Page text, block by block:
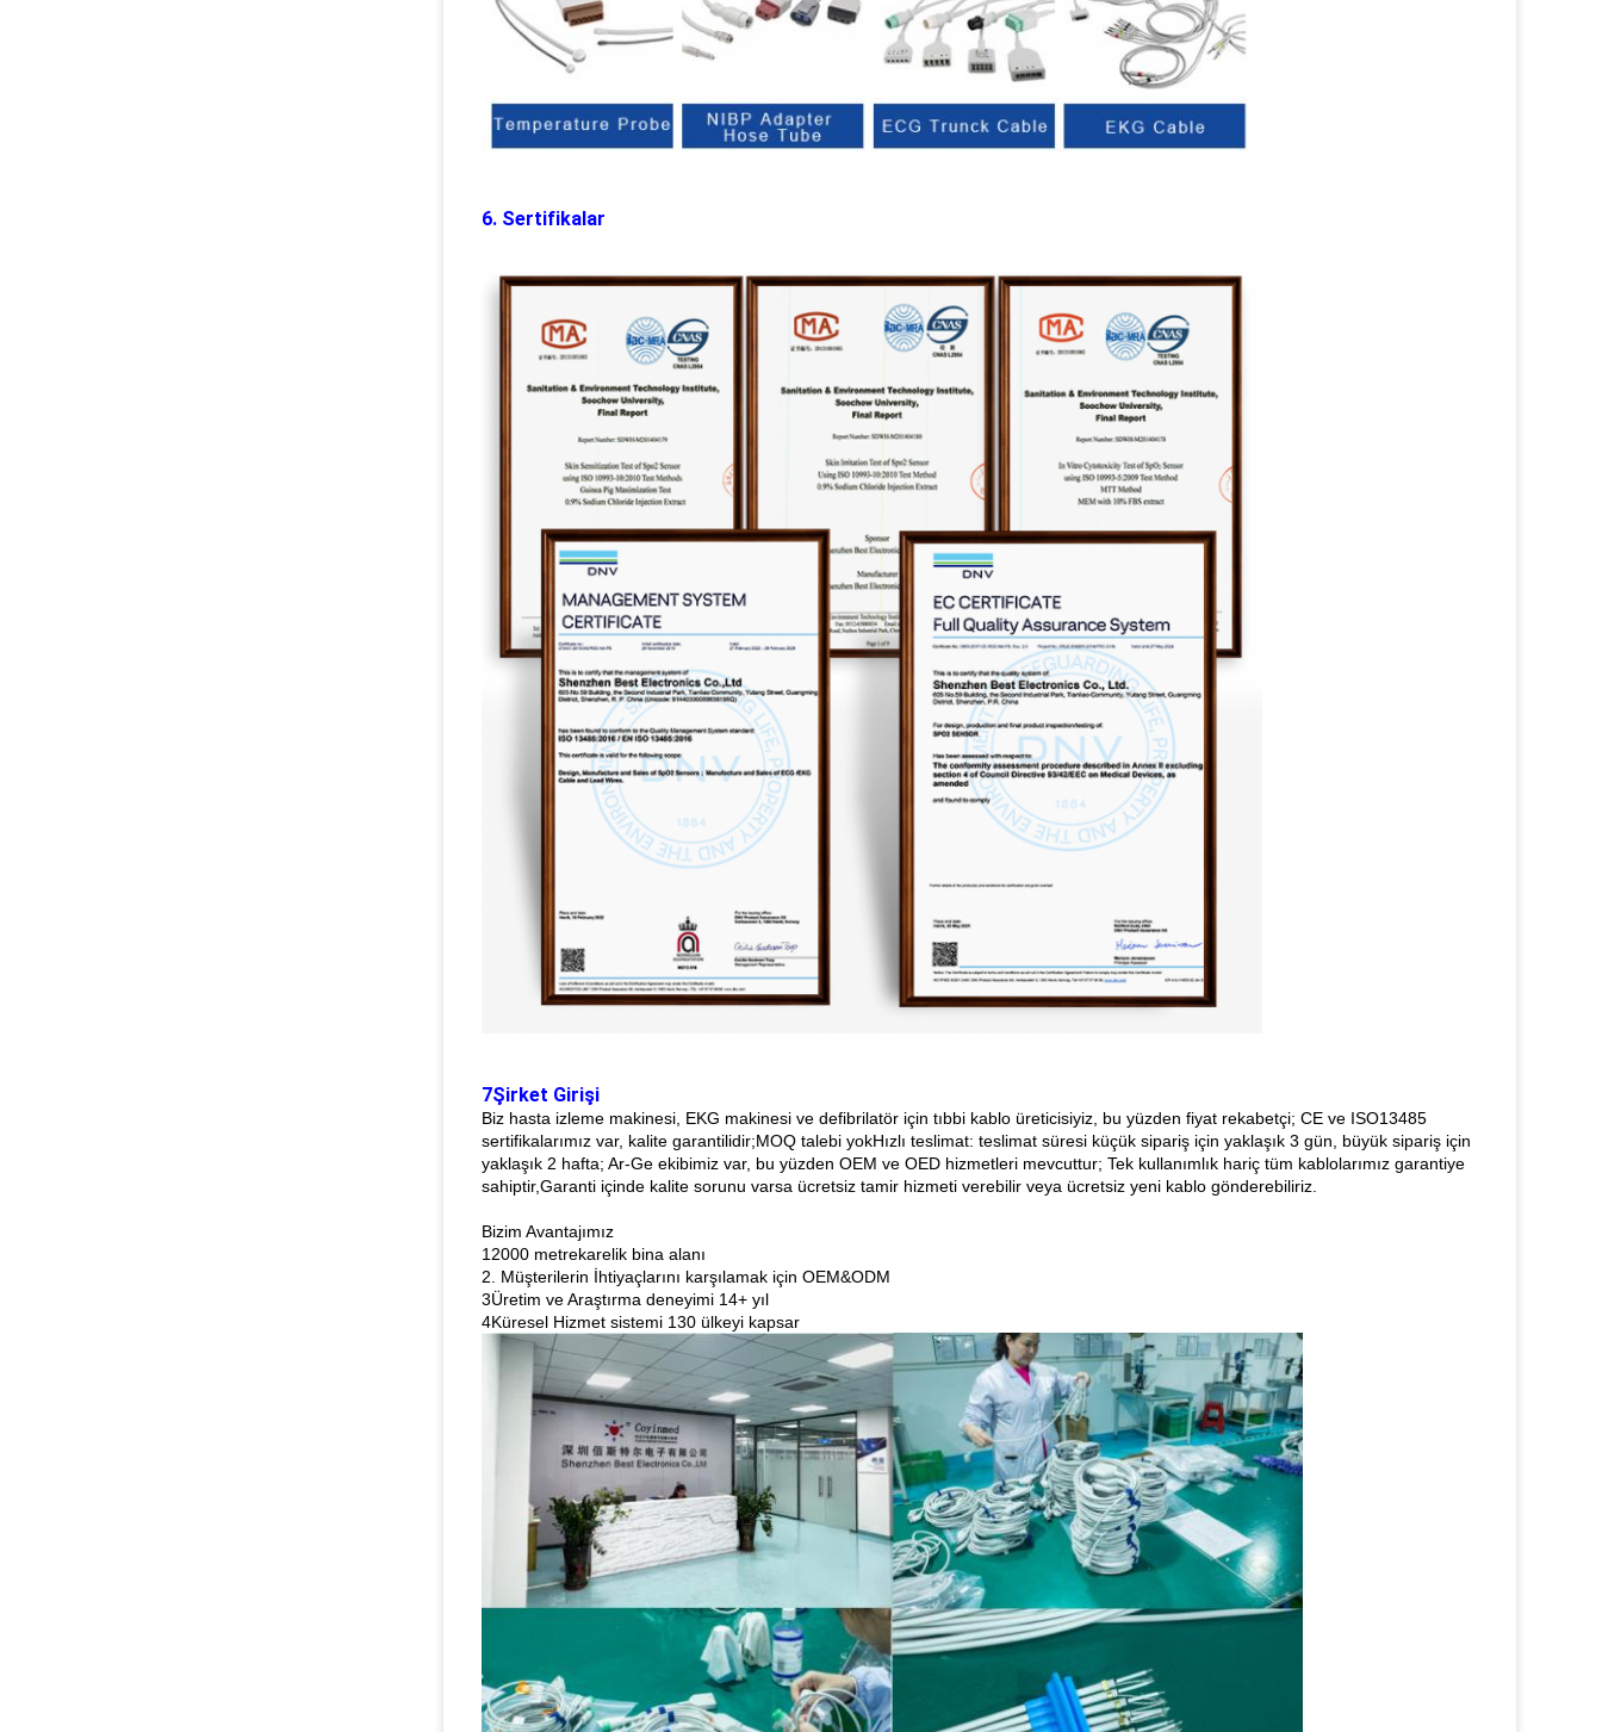
6. Sertifikalar
7Şirket Girişi
Biz hasta izleme makinesi, EKG makinesi ve defibrilatör için tıbbi kablo üreticisiyiz, bu yüzden fiyat rekabetçi; CE ve ISO13485
sertifikalarımız var, kalite garantilidir;MOQ talebi yokHızlı teslimat: teslimat süresi küçük sipariş için yaklaşık 3 gün, büyük sipariş için
yaklaşık 2 hafta; Ar-Ge ekibimiz var, bu yüzden OEM ve OED hizmetleri mevcuttur; Tek kullanımlık hariç tüm kablolarımız garantiye
sahiptir,Garanti içinde kalite sorunu varsa ücretsiz tamir hizmeti verebilir veya ücretsiz yeni kablo gönderebiliriz.
Bizim Avantajımız
12000 metrekarelik bina alanı
2. Müşterilerin İhtiyaçlarını karşılamak için OEM&ODM
3Üretim ve Araştırma deneyimi 14+ yıl
4Küresel Hizmet sistemi 130 ülkeyi kapsar